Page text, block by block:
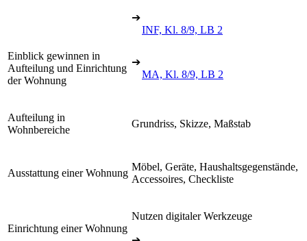
➔
INF, Kl. 8/9, LB 2
Einblick gewinnen in
Aufteilung und Einrichtung
der Wohnung
➔
MA, Kl. 8/9, LB 2
Aufteilung in
Wohnbereiche
Grundriss, Skizze, Maßstab
Ausstattung einer Wohnung
Möbel, Geräte, Haushaltsgegenstände,
Accessoires, Checkliste
Einrichtung einer Wohnung
Nutzen digitaler Werkzeuge